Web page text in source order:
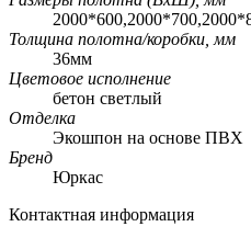
Толщина полотна/коробки, мм
36мм
Цветовое исполнение
бетон светлый
Отделка
Экошпон на основе ПВХ
Бренд
Юркас
Контактная информация